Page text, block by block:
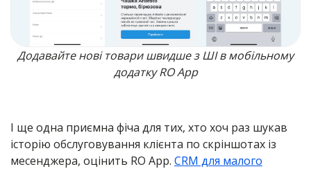
Додавайте нові товари швидше з ШІ в мобільному
додатку RO App
І ще одна приємна фіча для тих, хто хоч раз шукав
історію обслуговування клієнта по скріншотах із
месенджера, оцінить RO App. CRM для малого